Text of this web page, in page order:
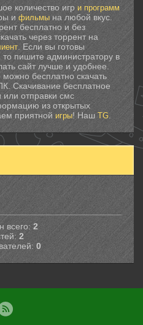
количество игр и программ
и фильмы на любой вкус.
бесплатно и без
через торрент на
. Если вы готовы
пишите администратору в
сайт лучше и удобнее.
бесплатно скачать
Скачивание бесплатное
отправки смс
из открытых
приятной игры! Наш TG
всего: 2
2
0